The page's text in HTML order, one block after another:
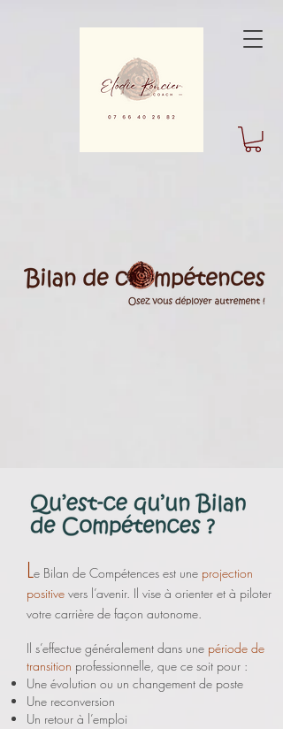
Le Bilan de Compétences est une projection
positive vers l’avenir. Il vise à orienter et à piloter
votre carrière de façon autonome.
Il s’effectue généralement dans une période de
transition professionnelle, que ce soit pour :
Une évolution ou un changement de poste
Une reconversion
Un retour à l’emploi